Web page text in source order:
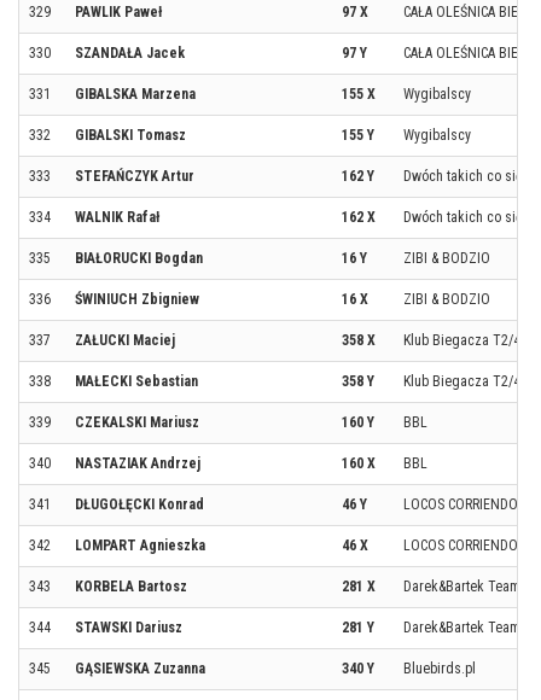
329 PAWLIK Paweł 97 X CAŁA OLEŚNICA BIEGA
330 SZANDAŁA Jacek 97 Y CAŁA OLEŚNICA BIEGA
331 GIBALSKA Marzena 155 X Wygibalscy
332 GIBALSKI Tomasz 155 Y Wygibalscy
333 STEFAŃCZYK Artur 162 Y Dwóch takich co się
334 WALNIK Rafał 162 X Dwóch takich co się
335 BIAŁORUCKI Bogdan 16 Y ZIBI & BODZIO
336 ŚWINIUCH Zbigniew 16 X ZIBI & BODZIO
337 ZAŁUCKI Maciej 358 X Klub Biegacza T2/4
338 MAŁECKI Sebastian 358 Y Klub Biegacza T2/4
339 CZEKALSKI Mariusz 160 Y BBL
340 NASTAZIAK Andrzej 160 X BBL
341 DŁUGOŁĘCKI Konrad 46 Y LOCOS CORRIENDO
342 LOMPART Agnieszka 46 X LOCOS CORRIENDO
343 KORBELA Bartosz 281 X Darek&Bartek Team
344 STAWSKI Dariusz 281 Y Darek&Bartek Team
345 GĄSIEWSKA Zuzanna 340 Y Bluebirds.pl